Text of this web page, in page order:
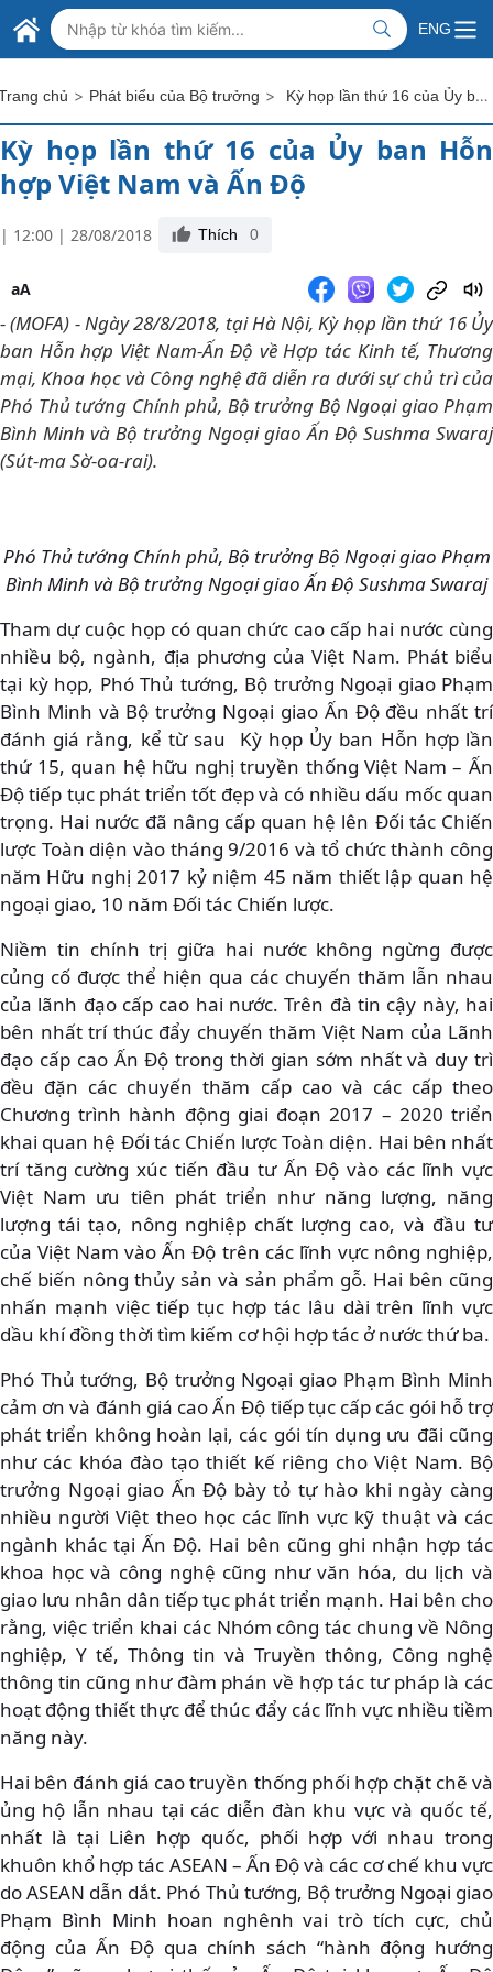
Skip to Main Content
BỘ NGOẠI GIAO VIỆT NAM
MINISTRY OF FOREIGN AFFAIRS
ENG
chủ > Phát biểu của Bộ trưởng > Kỳ họp lần thứ 16 của Ủy ban Hỗn hợp Việt Nam và Ấn Độ
Kỳ họp lần thứ 16 của Ủy ban Hỗn
hợp Việt Nam và Ấn Độ
| 12:00 | 28/08/2018 Thích 0
aA
- (MOFA) - Ngày 28/8/2018, tại Hà Nội, Kỳ họp lần thứ 16 Ủy
ban Hỗn hợp Việt Nam-Ấn Độ về Hợp tác Kinh tế, Thương
mại, Khoa học và Công nghệ đã diễn ra dưới sự chủ trì của
Phó Thủ tướng Chính phủ, Bộ trưởng Bộ Ngoại giao Phạm
Bình Minh và Bộ trưởng Ngoại giao Ấn Độ Sushma Swaraj
(Sút-ma Sờ-oa-rai).
Phó Thủ tướng Chính phủ, Bộ trưởng Bộ Ngoại giao Phạm
Bình Minh và Bộ trưởng Ngoại giao Ấn Độ Sushma Swaraj
Tham dự cuộc họp có quan chức cao cấp hai nước cùng
nhiều bộ, ngành, địa phương của Việt Nam. Phát biểu
tại kỳ họp, Phó Thủ tướng, Bộ trưởng Ngoại giao Phạm
Bình Minh và Bộ trưởng Ngoại giao Ấn Độ đều nhất trí
đánh giá rằng, kể từ sau Kỳ họp Ủy ban Hỗn hợp lần
thứ 15, quan hệ hữu nghị truyền thống Việt Nam – Ấn
Độ tiếp tục phát triển tốt đẹp và có nhiều dấu mốc quan
trọng. Hai nước đã nâng cấp quan hệ lên Đối tác Chiến
lược Toàn diện vào tháng 9/2016 và tổ chức thành công
năm Hữu nghị 2017 kỷ niệm 45 năm thiết lập quan hệ
ngoại giao, 10 năm Đối tác Chiến lược.
Niềm tin chính trị giữa hai nước không ngừng được
củng cố được thể hiện qua các chuyến thăm lẫn nhau
của lãnh đạo cấp cao hai nước. Trên đà tin cậy này, hai
bên nhất trí thúc đẩy chuyến thăm Việt Nam của Lãnh
đạo cấp cao Ấn Độ trong thời gian sớm nhất và duy trì
đều đặn các chuyến thăm cấp cao và các cấp theo
Chương trình hành động giai đoạn 2017 – 2020 triển
khai quan hệ Đối tác Chiến lược Toàn diện. Hai bên nhất
trí tăng cường xúc tiến đầu tư Ấn Độ vào các lĩnh vực
Việt Nam ưu tiên phát triển như năng lượng, năng
lượng tái tạo, nông nghiệp chất lượng cao, và đầu tư
của Việt Nam vào Ấn Độ trên các lĩnh vực nông nghiệp,
chế biến nông thủy sản và sản phẩm gỗ. Hai bên cũng
nhấn mạnh việc tiếp tục hợp tác lâu dài trên lĩnh vực
dầu khí đồng thời tìm kiếm cơ hội hợp tác ở nước thứ ba.
Phó Thủ tướng, Bộ trưởng Ngoại giao Phạm Bình Minh
cảm ơn và đánh giá cao Ấn Độ tiếp tục cấp các gói hỗ trợ
phát triển không hoàn lại, các gói tín dụng ưu đãi cũng
như các khóa đào tạo thiết kế riêng cho Việt Nam. Bộ
trưởng Ngoại giao Ấn Độ bày tỏ tự hào khi ngày càng
nhiều người Việt theo học các lĩnh vực kỹ thuật và các
ngành khác tại Ấn Độ. Hai bên cũng ghi nhận hợp tác
khoa học và công nghệ cũng như văn hóa, du lịch và
giao lưu nhân dân tiếp tục phát triển mạnh. Hai bên cho
rằng, việc triển khai các Nhóm công tác chung về Nông
nghiệp, Y tế, Thông tin và Truyền thông, Công nghệ
thông tin cũng như đàm phán về hợp tác tư pháp là các
hoạt động thiết thực để thúc đẩy các lĩnh vực nhiều tiềm
năng này.
Hai bên đánh giá cao truyền thống phối hợp chặt chẽ và
ủng hộ lẫn nhau tại các diễn đàn khu vực và quốc tế,
nhất là tại Liên hợp quốc, phối hợp với nhau trong
khuôn khổ hợp tác ASEAN – Ấn Độ và các cơ chế khu vực
do ASEAN dẫn dắt. Phó Thủ tướng, Bộ trưởng Ngoại giao
Phạm Bình Minh hoan nghênh vai trò tích cực, chủ
động của Ấn Độ qua chính sách “hành động hướng